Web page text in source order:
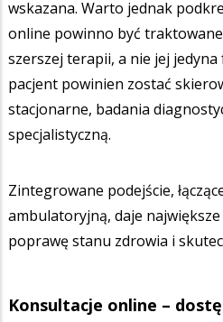
wskazana. Warto jednak
online powinno być
szerszej terapii, a nie jej
pacjent powinien zostać
stacjonarne, badania
specjalistyczną.
Zintegrowane podejście,
ambulatoryjną, daje największe
poprawę stanu zdrowia i
Konsultacje online –